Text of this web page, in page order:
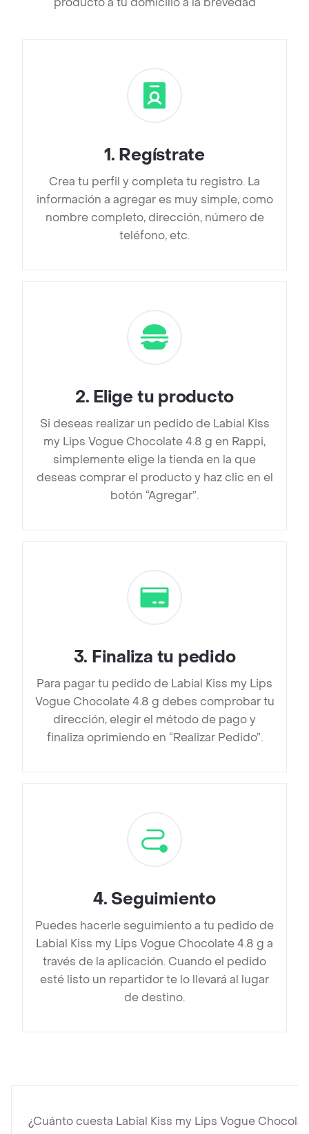
1. Regístrate
Crea tu perfil y completa tu registro. La
información a agregar es muy simple, como
nombre completo, dirección, número de
teléfono, etc.
2. Elige tu producto
Si deseas realizar un pedido de Labial Kiss
my Lips Vogue Chocolate 4.8 g en Rappi,
simplemente elige la tienda en la que
deseas comprar el producto y haz clic en el
botón “Agregar”.
3. Finaliza tu pedido
Para pagar tu pedido de Labial Kiss my Lips
Vogue Chocolate 4.8 g debes comprobar tu
dirección, elegir el método de pago y
finaliza oprimiendo en “Realizar Pedido”.
4. Seguimiento
Puedes hacerle seguimiento a tu pedido de
Labial Kiss my Lips Vogue Chocolate 4.8 g a
través de la aplicación. Cuando el pedido
esté listo un repartidor te lo llevará al lugar
de destino.
¿Cuánto cuesta Labial Kiss my Lips Vogue